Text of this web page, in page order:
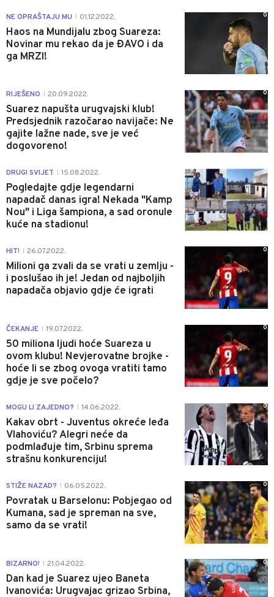
NE OPRAŠTAJU MU 01.12.2022.
Haos na Mundijalu zbog Suareza:
Novinar mu rekao da je ĐAVO i da
ga MRZI!
0
RIJEŠENO 20.09.2022.
Suarez napušta urugvajski klub!
Predsjednik razočarao navijače: Ne
gajite lažne nade, sve je već
dogovoreno!
0
DRUGI SVIJET 15.08.2022.
Pogledajte gdje legendarni
napadač danas igra! Nekada "Kamp
Nou" i Liga šampiona, a sad oronule
kuće na stadionu!
0
HIT! 26.07.2022.
Milioni ga zvali da se vrati u zemlju -
i poslušao ih je! Jedan od najboljih
napadača objavio gdje će igrati
0
ČEKANJE 19.07.2022.
50 miliona ljudi hoće Suareza u
ovom klubu! Nevjerovatne brojke -
hoće li se zbog ovoga vratiti tamo
gdje je sve počelo?
0
MOGU LI ZAJEDNO? 14.06.2022.
Kakav obrt - Juventus okreće leđa
Vlahoviću? Alegri neće da
podmlađuje tim, Srbinu sprema
strašnu konkurenciju!
0
STIŽE NAZAD? 06.05.2022.
Povratak u Barselonu: Pobjegao od
Kumana, sad je spreman na sve,
samo da se vrati!
0
BIZARNO! 21.04.2022.
Dan kad je Suarez ujeo Baneta
Ivanovića: Urugvajac grizao Srbina,
0